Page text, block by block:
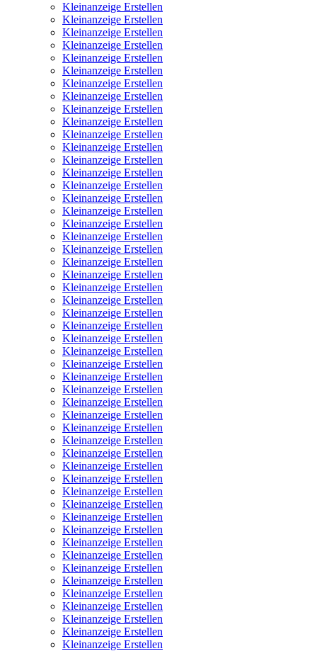
Kleinanzeige Erstellen
Kleinanzeige Erstellen
Kleinanzeige Erstellen
Kleinanzeige Erstellen
Kleinanzeige Erstellen
Kleinanzeige Erstellen
Kleinanzeige Erstellen
Kleinanzeige Erstellen
Kleinanzeige Erstellen
Kleinanzeige Erstellen
Kleinanzeige Erstellen
Kleinanzeige Erstellen
Kleinanzeige Erstellen
Kleinanzeige Erstellen
Kleinanzeige Erstellen
Kleinanzeige Erstellen
Kleinanzeige Erstellen
Kleinanzeige Erstellen
Kleinanzeige Erstellen
Kleinanzeige Erstellen
Kleinanzeige Erstellen
Kleinanzeige Erstellen
Kleinanzeige Erstellen
Kleinanzeige Erstellen
Kleinanzeige Erstellen
Kleinanzeige Erstellen
Kleinanzeige Erstellen
Kleinanzeige Erstellen
Kleinanzeige Erstellen
Kleinanzeige Erstellen
Kleinanzeige Erstellen
Kleinanzeige Erstellen
Kleinanzeige Erstellen
Kleinanzeige Erstellen
Kleinanzeige Erstellen
Kleinanzeige Erstellen
Kleinanzeige Erstellen
Kleinanzeige Erstellen
Kleinanzeige Erstellen
Kleinanzeige Erstellen
Kleinanzeige Erstellen
Kleinanzeige Erstellen
Kleinanzeige Erstellen
Kleinanzeige Erstellen
Kleinanzeige Erstellen
Kleinanzeige Erstellen
Kleinanzeige Erstellen
Kleinanzeige Erstellen
Kleinanzeige Erstellen
Kleinanzeige Erstellen
Kleinanzeige Erstellen